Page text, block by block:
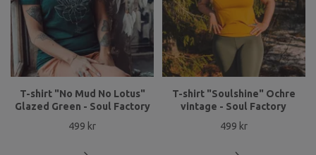
T-shirt "No Mud No Lotus"
Glazed Green - Soul Factory
499 kr
T-shirt "Soulshine" Ochre
vintage - Soul Factory
499 kr